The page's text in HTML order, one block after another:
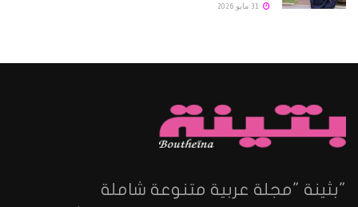
"بثينة "مجلة عربية متنوعة شاملة